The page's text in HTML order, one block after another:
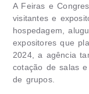
A Feiras e
visitantes e
hospedagem,
expositores que
2024, a agência
cotação de salas
de grupos.